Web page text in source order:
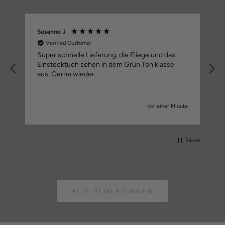
Susanne J
Verified Customer
Super schnelle Lieferung, die Fliege und das
Einstecktuch sehen in dem Grün Ton klasse
aus. Gerne wieder.
vor einer Minute
Pause
ALLE BEWERTUNGEN